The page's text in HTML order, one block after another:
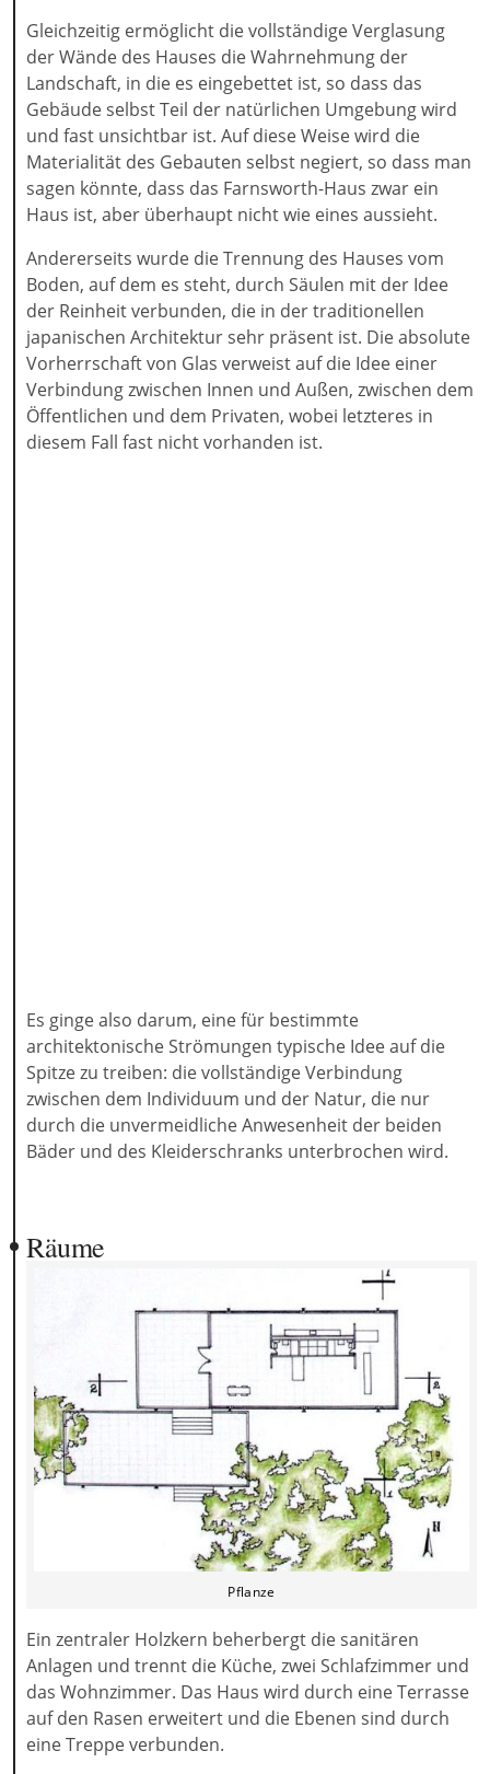
Gleichzeitig ermöglicht die vollständige Verglasung
der Wände des Hauses die Wahrnehmung der
Landschaft, in die es eingebettet ist, so dass das
Gebäude selbst Teil der natürlichen Umgebung wird
und fast unsichtbar ist. Auf diese Weise wird die
Materialität des Gebauten selbst negiert, so dass man
sagen könnte, dass das Farnsworth-Haus zwar ein
Haus ist, aber überhaupt nicht wie eines aussieht.
Andererseits wurde die Trennung des Hauses vom
Boden, auf dem es steht, durch Säulen mit der Idee
der Reinheit verbunden, die in der traditionellen
japanischen Architektur sehr präsent ist. Die absolute
Vorherrschaft von Glas verweist auf die Idee einer
Verbindung zwischen Innen und Außen, zwischen dem
Öffentlichen und dem Privaten, wobei letzteres in
diesem Fall fast nicht vorhanden ist.
Es ginge also darum, eine für bestimmte
architektonische Strömungen typische Idee auf die
Spitze zu treiben: die vollständige Verbindung
zwischen dem Individuum und der Natur, die nur
durch die unvermeidliche Anwesenheit der beiden
Bäder und des Kleiderschranks unterbrochen wird.
Räume
Pflanze
Ein zentraler Holzkern beherbergt die sanitären
Anlagen und trennt die Küche, zwei Schlafzimmer und
das Wohnzimmer. Das Haus wird durch eine Terrasse
auf den Rasen erweitert und die Ebenen sind durch
eine Treppe verbunden.